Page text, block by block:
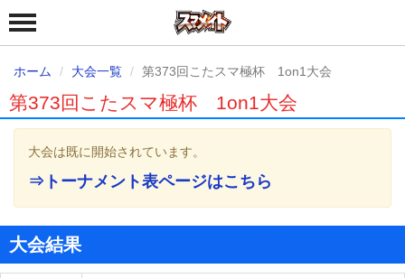
ホーム 大会一覧 第373回こたスマ極杯 1on1大会
第373回こたスマ極杯 1on1大会
大会は既に開始されています。
⇒トーナメント表ページはこちら
大会結果